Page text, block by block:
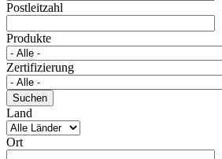
Postleitzahl
Produkte
Zertifizierung
Land
Ort